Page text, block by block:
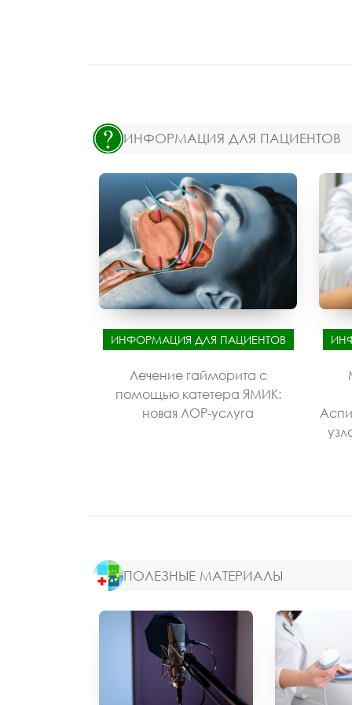
ИНФОРМАЦИЯ ДЛЯ ПАЦИЕНТОВ
ИНФОРМАЦИЯ ДЛЯ ПАЦИЕНТОВ
Лечение гайморита с
помощью катетера ЯМИК:
новая ЛОР-услуга
ПОЛЕЗНЫЕ МАТЕРИАЛЫ